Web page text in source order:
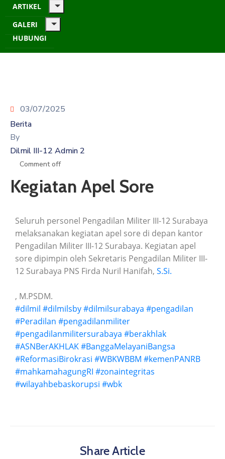
ARTIKEL
GALERI
HUBUNGI
03/07/2025
Berita
By
Dilmil III-12 Admin 2
Comment off
Kegiatan Apel Sore
Seluruh personel Pengadilan Militer III-12 Surabaya
melaksanakan kegiatan apel sore di depan kantor
Pengadilan Militer III-12 Surabaya. Kegiatan apel
sore dipimpin oleh Sekretaris Pengadilan Militer III-
12 Surabaya PNS Firda Nuril Hanifah, S.Si.
, M.PSDM.
#dilmil #dilmilsby#dilmilsurabaya #pengadilan
#Peradilan #pengadilanmiliter
#pengadilanmilitersurabaya #berakhlak
#ASNBerAKHLAK#BanggaMelayaniBangsa
#ReformasiBirokrasi #WBKWBBM #kemenPANRB
#mahkamahagungRI #zonaintegritas
#wilayahbebaskorupsi #wbk
Share Article